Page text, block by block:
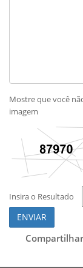
Mostre que você
imagem
Insira o Resultado
ENVIAR
Compartilhar